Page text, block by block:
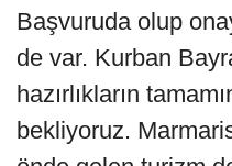
Başvuruda olup
de var. Kurban
hazırlıkların
bekliyoruz.